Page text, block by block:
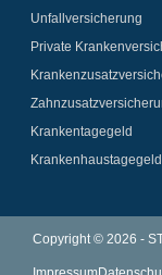
Unfallversicherung
Private
Krankentagegeld
Krankenhaus­tagegeld
Copyright © 2026 -